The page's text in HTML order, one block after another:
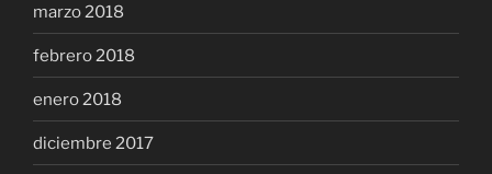
marzo 2018
febrero 2018
enero 2018
diciembre 2017